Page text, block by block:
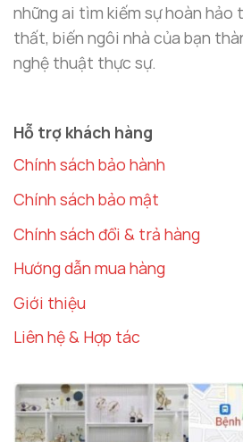
Tại Sao Nên Lựa Chọn Mô
những thương hiệu hàng đầu
với các sản phẩm trang trí ô
dạng và độc đáo.Decor Hà Nội
những ai tìm kiếm sự hoàn
thất, biến ngôi nhà của bạn
nghệ thuật thực sự.
Hỗ trợ khách hàng
Chính sách bảo hành
Chính sách bảo mật
Chính sách đổi & trả hàng
Hướng dẫn mua hàng
Giới thiệu
Liên hệ & Hợp tác